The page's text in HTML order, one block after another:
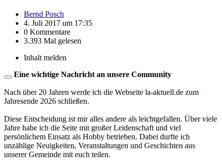
Bernd Posch
4. Juli 2017 um 17:35
0 Kommentare
3.393 Mal gelesen
Inhalt melden
Eine wichtige Nachricht an unsere Community
Nach über 20 Jahren werde ich die Webseite la-aktuell.de zum
Jahresende 2026 schließen.
Diese Entscheidung ist mir alles andere als leichtgefallen. Über viele
Jahre habe ich die Seite mit großer Leidenschaft und viel
persönlichem Einsatz als Hobby betrieben. Dabei durfte ich
unzählige Neuigkeiten, Veranstaltungen und Geschichten aus
unserer Gemeinde mit euch teilen.